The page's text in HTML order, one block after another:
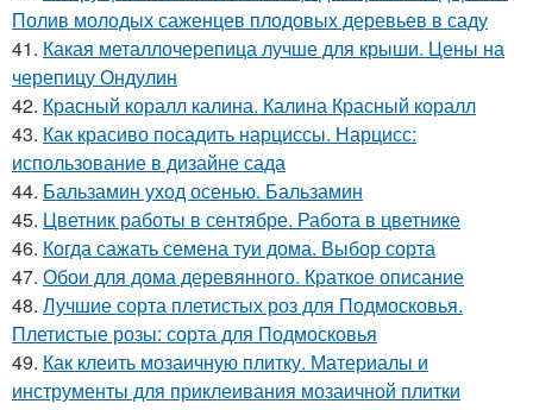
Полив молодых саженцев плодовых деревьев в саду
41. Какая металлочерепица лучше для крыши. Цены на
черепицу Ондулин
42. Красный коралл калина. Калина Красный коралл
43. Как красиво посадить нарциссы. Нарцисс:
использование в дизайне сада
44. Бальзамин уход осенью. Бальзамин
45. Цветник работы в сентябре. Работа в цветнике
46. Когда сажать семена туи дома. Выбор сорта
47. Обои для дома деревянного. Краткое описание
48. Лучшие сорта плетистых роз для Подмосковья.
Плетистые розы: сорта для Подмосковья
49. Как клеить мозаичную плитку. Материалы и
инструменты для приклеивания мозаичной плитки